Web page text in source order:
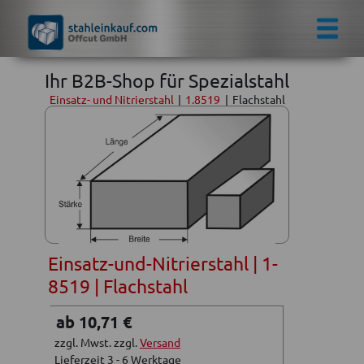
Ihr B2B-Shop für Spezialstahl
Einsatz- und Nitrierstahl | 1.8519 | Flachstahl
Einsatz-und-Nitrierstahl | 1-
8519 | Flachstahl
ab 10,71 €
zzgl. Mwst. zzgl.Versand
Lieferzeit 3 - 6 Werktage